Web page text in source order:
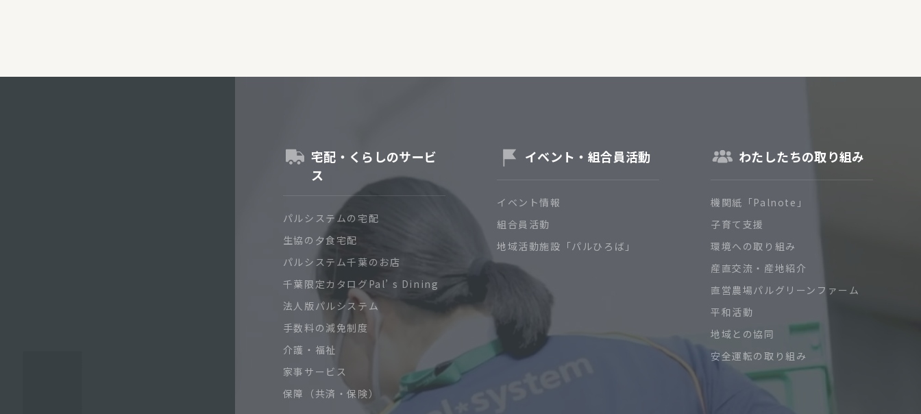
宅配・くらしのサービ
ス
パルシステムの宅配
生協の夕食宅配
パルシステム千葉のお店
千葉限定カタログPal’ s Dining
法人版パルシステム
手数料の減免制度
介護・福祉
家事サービス
保障（共済・保険）
イベント・組合員活動
イベント情報
組合員活動
地域活動施設「パルひろば」
わたしたちの取り組み
機関紙「Palnote」
子育て支援
環境への取り組み
産直交流・産地紹介
直営農場パルグリーンファーム
平和活動
地域との協同
安全運転の取り組み